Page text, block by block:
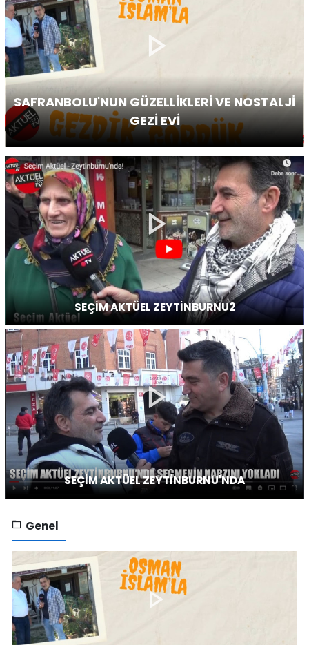
SAFRANBOLU'NUN GÜZELLİKLERİ VE NOSTALJİ
GEZİ EVİ
SEÇİM AKTÜEL ZEYTİNBURNU2
SEÇİM AKTÜEL ZEYTİNBURNU'NDA
Genel